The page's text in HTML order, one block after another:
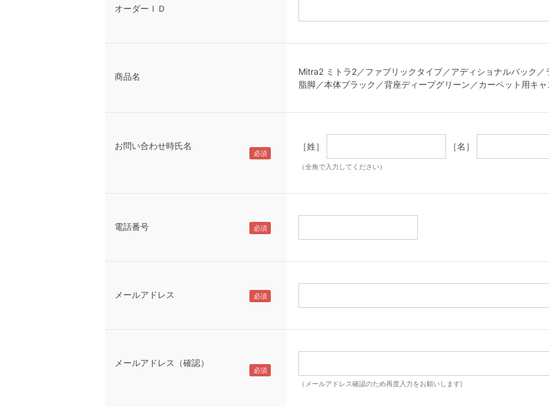
オーダーＩＤ
商品名
Mitra2 ミトラ2／ファブリックタイプ／アディショナルバック
脂脚／本体ブラック／背座ディープグリーン／カーペット用キャ
お問い合わせ時氏名 ［姓］ ［名］
（全角で入力してください）
電話番号
メールアドレス
メールアドレス（確認）
（メールアドレス確認のため再度入力をお願いします)